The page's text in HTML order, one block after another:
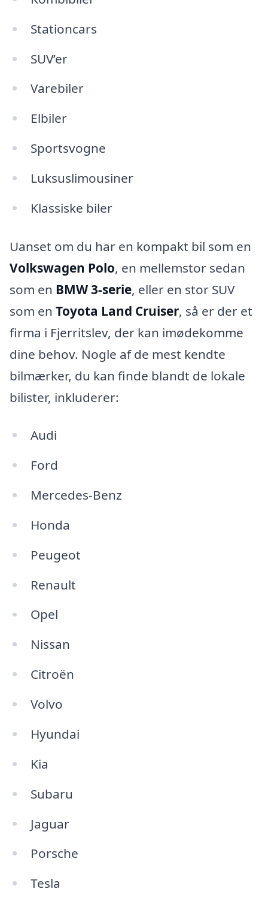
Stationcars
SUV’er
Varebiler
Elbiler
Sportsvogne
Luksuslimousiner
Klassiske biler
Uanset om du har en kompakt bil som en
Volkswagen Polo, en mellemstor sedan
som en BMW 3-serie, eller en stor SUV
som en Toyota Land Cruiser, så er der et
firma i Fjerritslev, der kan imødekomme
dine behov. Nogle af de mest kendte
bilmærker, du kan finde blandt de lokale
bilister, inkluderer:
Audi
Ford
Mercedes-Benz
Honda
Peugeot
Renault
Opel
Nissan
Citroën
Volvo
Hyundai
Kia
Subaru
Jaguar
Porsche
Tesla